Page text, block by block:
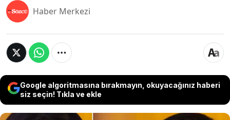
Haber Merkezi
Google algoritmasına bırakmayın, okuyacağınız haberi
siz seçin! Tıkla ve ekle